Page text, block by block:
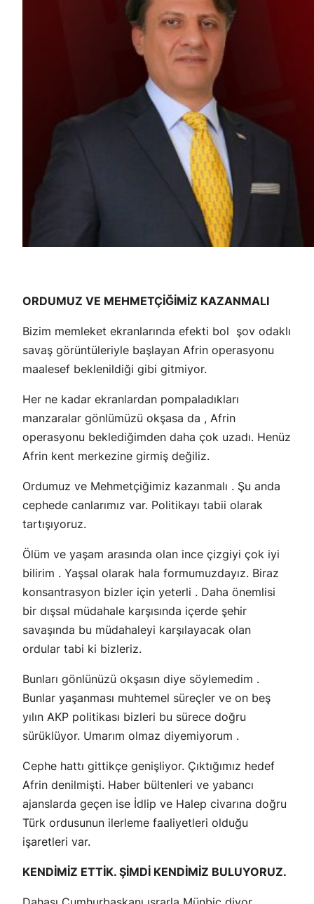
ORDUMUZ VE MEHMETÇİĞİMİZ KAZANMALI
Bizim memleket ekranlarında efekti bol şov odaklı
savaş görüntüleriyle başlayan Afrin operasyonu
maalesef beklenildiği gibi gitmiyor.
Her ne kadar ekranlardan pompaladıkları
manzaralar gönlümüzü okşasa da , Afrin
operasyonu beklediğimden daha çok uzadı. Henüz
Afrin kent merkezine girmiş değiliz.
Ordumuz ve Mehmetçiğimiz kazanmalı . Şu anda
cephede canlarımız var. Politikayı tabii olarak
tartışıyoruz.
Ölüm ve yaşam arasında olan ince çizgiyi çok iyi
bilirim . Yaşsal olarak hala formumuzdayız. Biraz
konsantrasyon bizler için yeterli . Daha önemlisi
bir dışsal müdahale karşısında içerde şehir
savaşında bu müdahaleyi karşılayacak olan
ordular tabi ki bizleriz.
Bunları gönlünüzü okşasın diye söylemedim .
Bunlar yaşanması muhtemel süreçler ve on beş
yılın AKP politikası bizleri bu sürece doğru
sürüklüyor. Umarım olmaz diyemiyorum .
Cephe hattı gittikçe genişliyor. Çıktığımız hedef
Afrin denilmişti. Haber bültenleri ve yabancı
ajanslarda geçen ise İdlip ve Halep civarına doğru
Türk ordusunun ilerleme faaliyetleri olduğu
işaretleri var.
KENDİMİZ ETTİK. ŞİMDİ KENDİMİZ BULUYORUZ.